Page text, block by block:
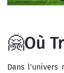
🤗Où
Dans l'univers